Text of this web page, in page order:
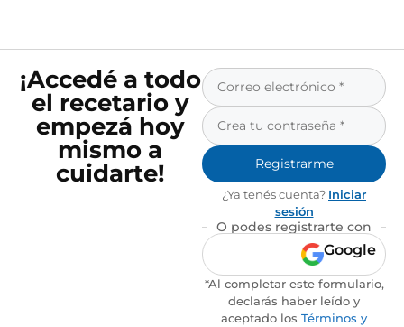
¡Accedé a todo
el recetario y
empezá hoy
mismo a
cuidarte!
Registrarme
¿Ya tenés cuenta? Iniciar
sesión
O podes registrarte con
Google
*Al completar este formulario,
declarás haber leído y
aceptado los Términos y